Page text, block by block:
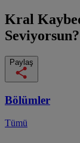
Kral
Seviyorsun?
Paylaş
Bölümler
Tümü